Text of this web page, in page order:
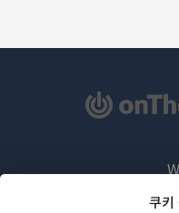
쿠키
GDPR